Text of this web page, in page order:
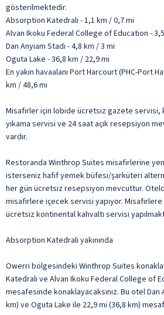
gösterilmektedir.
Absorption Katedrali - 1,1 km / 0,7 mi
Alvan Ikoku Federal College of Education -
Dan Anyiam Stadı - 4,8 km / 3 mi
Oguta Lake - 36,8 km / 22,9 mi
En yakın havaalanı Port Harcourt (PHC-Port
km / 48,6 mi
Misafirler için lobide ücretsiz gazete servisi,
yıkama servisi ve 24 saat açık resepsiyon
vardır.
Restoranda Winthrop Suites misafirlerine
isterseniz hafif yemek büfesi/şarküteri
her gün ücretsiz resepsiyon mevcuttur.
misafirlere içecek servisi yapıyor. Misafirlere
ücretsiz kontinental kahvaltı servisi
Absorption Katedrali yakınında
Owerri bölgesindeki Winthrop Suites
Katedrali ve Alvan Ikoku Federal College of
mesafesinde konaklayacaksınız. Bu otel Dan
km) ve Oguta Lake ile 22,9 mi (36,8 km)